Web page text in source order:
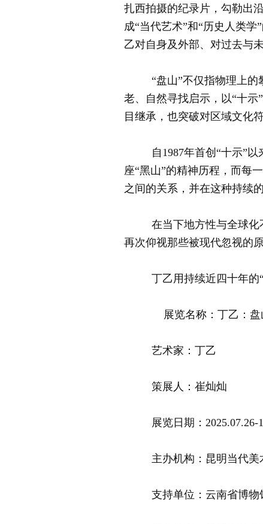
扎西拍摄的纪录片，勾勒出
成“当代艺术”和“历史人类学
乙对自身及外部、对过去与
“盘山”不仅指物理上的攀
老、自然寻找启示，以“十
目继承，也突破对区域文化
自1987年首创“十示”以来
座“黑山”的精神历程，而每
之间的关系，并在这种持续
在当下地方性与全球化不
再次仰视那些被现代忽视的
丁乙用持续近四十年的“
展览名称：丁乙：盘
艺术家：丁乙
策展人：崔灿灿
展览日期：2025.07.26-
主办机构：昆明当代美
支持单位：云南省博物